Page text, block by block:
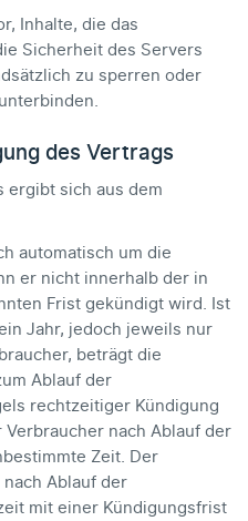
Inhalte, die das
Sicherheit des Servers
zu sperren oder
des Vertrags
ergibt sich aus dem
automatisch um die
er nicht innerhalb der in
Frist gekündigt wird. Ist
Jahr, jedoch jeweils nur
beträgt die
Ablauf der
rechtzeitiger Kündigung
nach Ablauf der
Zeit. Der
Ablauf der
mit einer Kündigungsfrist